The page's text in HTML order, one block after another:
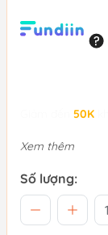
50K
Xem thêm
Số lượng: